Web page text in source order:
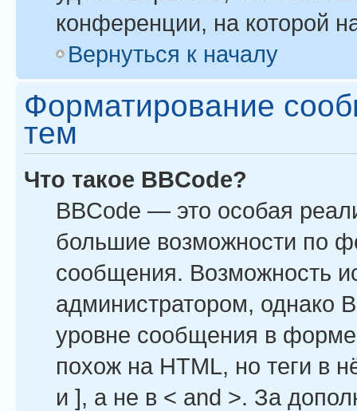
конференции, на которой
Вернуться к началу
Форматирование
тем
Что такое BBCode?
BBCode — это особая
большие возможности по
сообщения. Возможность
администратором, однако
уровне сообщения в форме
похож на HTML, но теги в
и ], а не в < and >. За